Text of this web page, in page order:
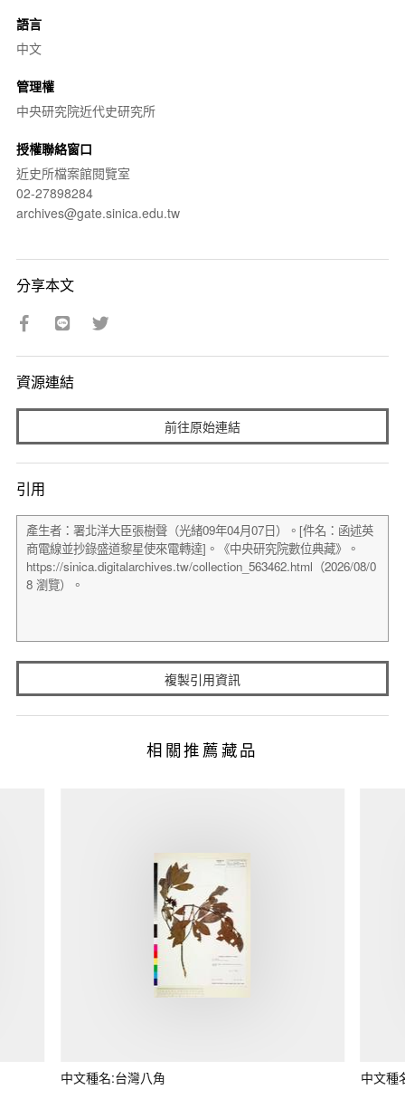
語言
中文
管理權
中央研究院近代史研究所
授權聯絡窗口
近史所檔案館閱覽室
02-27898284
archives@gate.sinica.edu.tw
分享本文
資源連結
前往原始連結
引用
複製引用資訊
相關推薦藏品
中文種名:台灣八角 中文種